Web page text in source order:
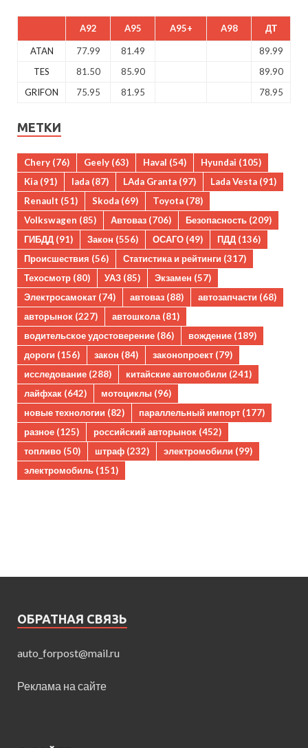
A92 A95 A95+ A98 ДТ
ATAN 77.99 81.49
89.99
TES
81.50 85.90
89.90
GRIFON
75.95 81.95 78.95
МЕТКИ
Chery (76) Geely (63) Haval (54) Hyundai (105)
Kia (91) lada (87) LAda Granta (97) Lada Vesta (91)
Renault (51) Skoda (69) Toyota (78)
Volkswagen (85) Автоваз (706) Безопасность (209)
ГИБДД (91) Закон (556) ОСАГО (49) ПДД (136)
Происшествия (56) Статистика и рейтинги (317)
Техосмотр (80) УАЗ (85) Экзамен (57)
Электросамокат (74) автоваз (88) автозапчасти (68)
авторынок (227) автошкола(81)
водительское удостоверение (86) вождение (189)
дороги (156) закон (84) законопроект (79)
исследование (288) китайские автомобили (241)
лайфхак (642) мотоциклы (96)
новые технологии (82) параллельный импорт (177)
разное (125) российский авторынок (452)
топливо (50) штраф (232) электромобили (99)
электромобиль (151)
ОБРАТНАЯ СВЯЗЬ
auto_forpost@mail.ru
Реклама на сайте